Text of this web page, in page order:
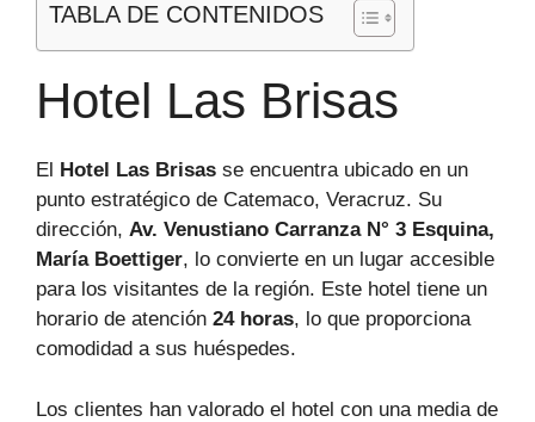
TABLA DE CONTENIDOS
Hotel Las Brisas
El Hotel Las Brisas se encuentra ubicado en un
punto estratégico de Catemaco, Veracruz. Su
dirección, Av. Venustiano Carranza N° 3 Esquina,
María Boettiger, lo convierte en un lugar accesible
para los visitantes de la región. Este hotel tiene un
horario de atención 24 horas, lo que proporciona
comodidad a sus huéspedes.
Los clientes han valorado el hotel con una media de